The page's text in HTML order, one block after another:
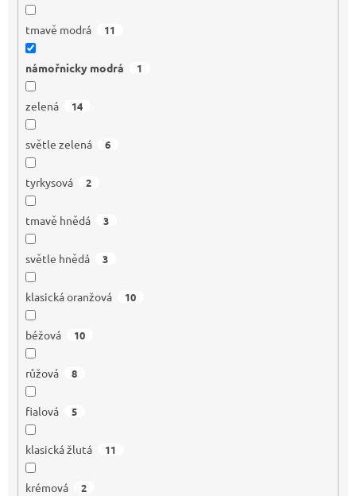
tmavě modrá 11
námořnicky modrá 1
zelená 14
světle zelená 6
tyrkysová 2
tmavě hnědá 3
světle hnědá 3
klasická oranžová 10
béžová 10
růžová 8
fialová 5
klasická žlutá 11
krémová 2